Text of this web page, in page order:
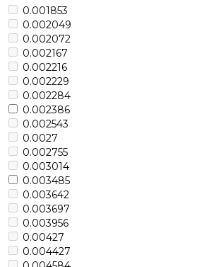
0.001853
0.002049
0.002072
0.002167
0.002216
0.002229
0.002284
0.002386
0.002543
0.0027
0.002755
0.003014
0.003485
0.003642
0.003697
0.003956
0.00427
0.004427